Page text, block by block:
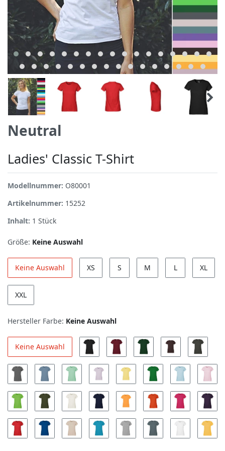
Neutral
Ladies' Classic T-Shirt
Modellnummer: O80001
Artikelnummer: 15252
Inhalt: 1 Stück
Größe: Keine Auswahl
Keine Auswahl XS S M L XL
XXL
Hersteller Farbe: Keine Auswahl
Keine Auswahl